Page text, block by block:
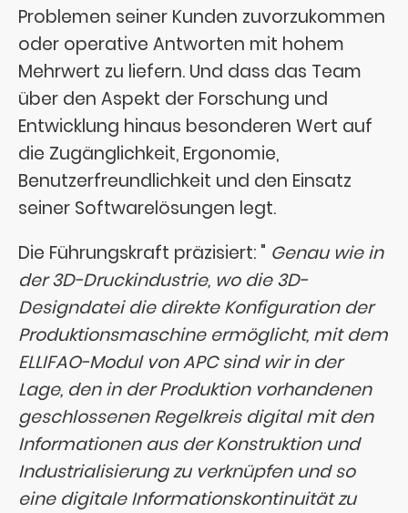
Problemen seiner Kunden zuvorzukommen
oder operative Antworten mit hohem
Mehrwert zu liefern. Und dass das Team
über den Aspekt der Forschung und
Entwicklung hinaus besonderen Wert auf
die Zugänglichkeit, Ergonomie,
Benutzerfreundlichkeit und den Einsatz
seiner Softwarelösungen legt.
Die Führungskraft präzisiert: " Genau wie in
der 3D-Druckindustrie, wo die 3D-
Designdatei die direkte Konfiguration der
Produktionsmaschine ermöglicht, mit dem
ELLIFAO-Modul von APC sind wir in der
Lage, den in der Produktion vorhandenen
geschlossenen Regelkreis digital mit den
Informationen aus der Konstruktion und
Industrialisierung zu verknüpfen und so
eine digitale Informationskontinuität zu